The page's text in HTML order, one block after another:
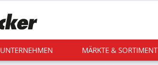
UNTERNEHMEN MÄRKTE & SORTIMENT